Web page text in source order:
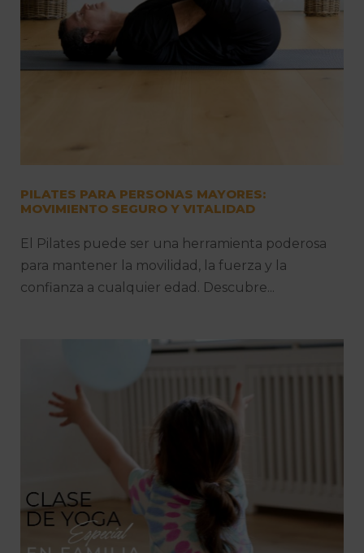
PILATES PARA PERSONAS MAYORES:
MOVIMIENTO SEGURO Y VITALIDAD
El Pilates puede ser una herramienta poderosa
para mantener la movilidad, la fuerza y la
confianza a cualquier edad. Descubre...